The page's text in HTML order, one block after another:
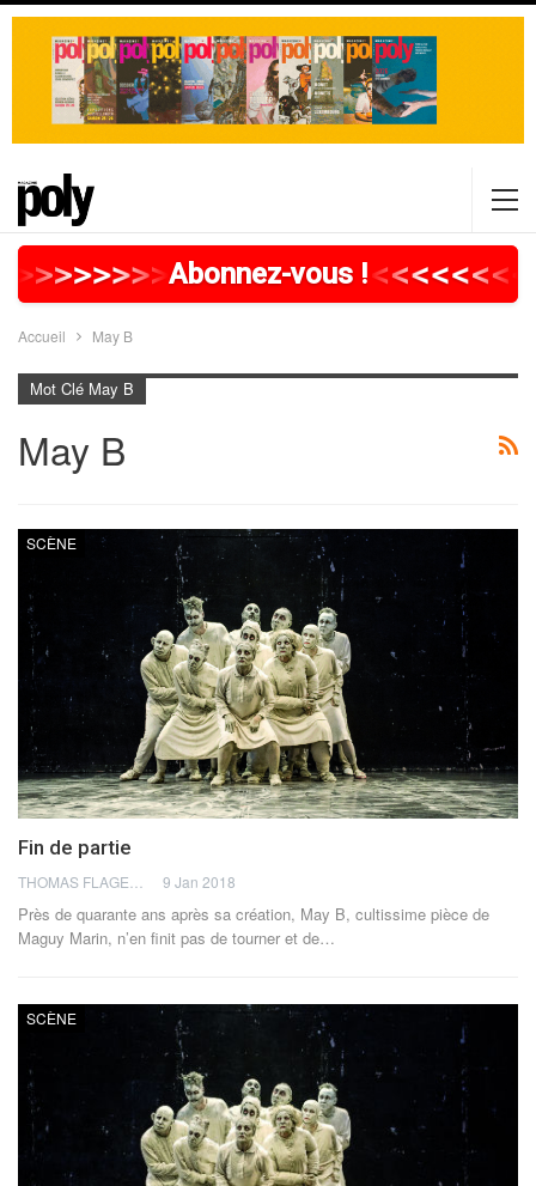
>>>>>>>>>>>>>>>>>
Abonnez-vous !<<<<<<<<
Accueil May B
Mot Clé May B
May B
SCÈNE
Fin de partie
9 Jan 2018
Près de quarante ans après sa création, May B, cultissime pièce de
Maguy Marin, n’en finit pas de tourner et de…
SCÈNE